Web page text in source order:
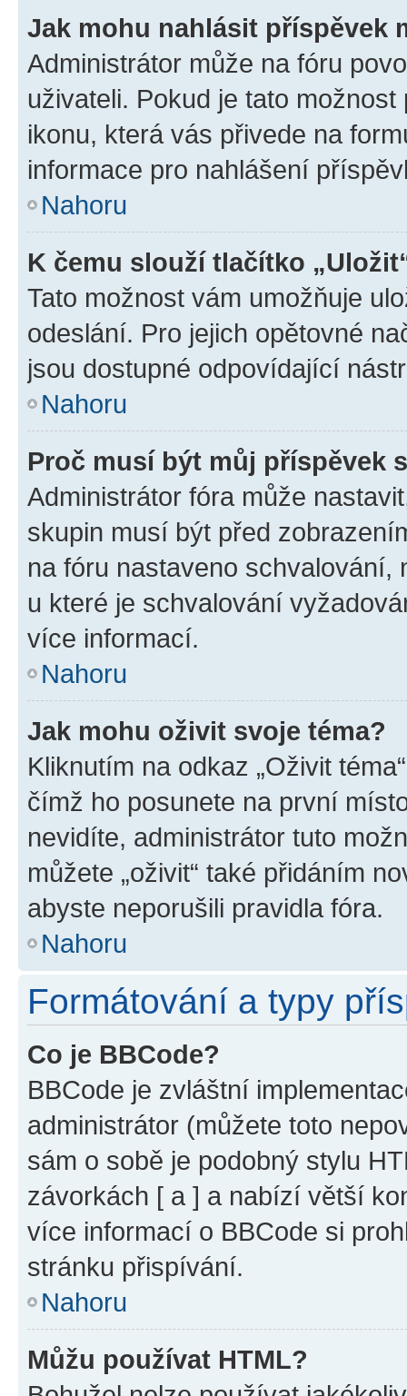
Jak mohu nahlásit příspěvek
Administrátor může na fóru
uživateli. Pokud je tato
ikonu, která vás přivede na
informace pro nahlášení
Nahoru
K čemu slouží tlačítko
Tato možnost vám umožňuje
odeslání. Pro jejich opětovné
jsou dostupné odpovídající
Nahoru
Proč musí být můj příspěvek
Administrátor fóra může
skupin musí být před
na fóru nastaveno schvalování,
u které je schvalování
více informací.
Nahoru
Jak mohu oživit svoje téma?
Kliknutím na odkaz „Oživit
čímž ho posunete na první
nevidíte, administrátor tuto
můžete „oživit“ také přidáním
abyste neporušili pravidla fóra.
Nahoru
Formátování a typy
Co je BBCode?
BBCode je zvláštní
administrátor (můžete toto
sám o sobě je podobný stylu
závorkách [ a ] a nabízí větší
více informací o BBCode si
stránku přispívání.
Nahoru
Můžu používat HTML?